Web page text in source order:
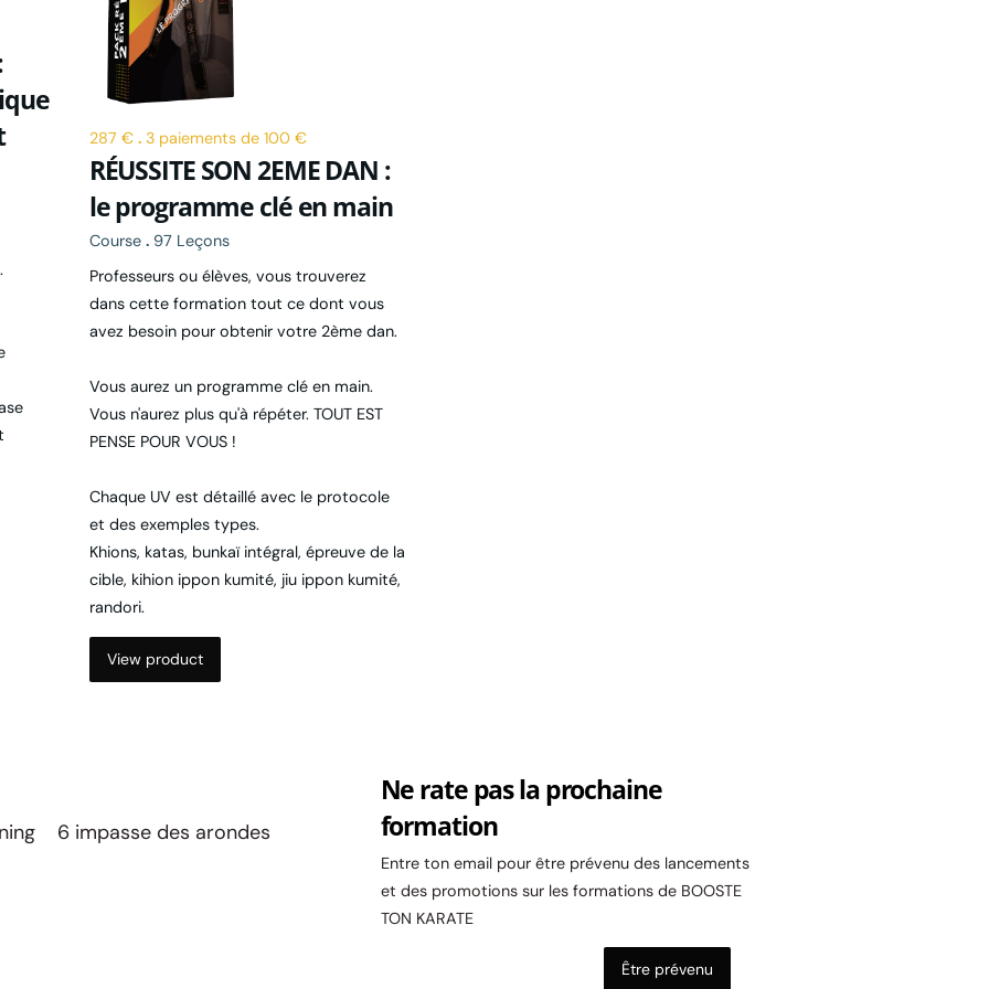
287 € .3 paiements de 100 €
RÉUSSITE SON 2EME DAN :
le programme clé en main
Course. 97 Leçons
Professeurs ou élèves, vous trouverez
dans cette formation tout ce dont vous
avez besoin pour obtenir votre 2ème dan.
Vous aurez un programme clé en main.
Vous n'aurez plus qu'à répéter. TOUT EST
PENSE POUR VOUS !
Chaque UV est détaillé avec le protocole
et des exemples types.
Khions, katas, bunkaï intégral, épreuve de la
cible, kihion ippon kumité, jiu ippon kumité,
randori.
View product
6 impasse des arondes
Ne rate pas la prochaine
formation
Entre ton email pour être prévenu des lancements
et des promotions sur les formations de BOOSTE
TON KARATE
Être prévenu